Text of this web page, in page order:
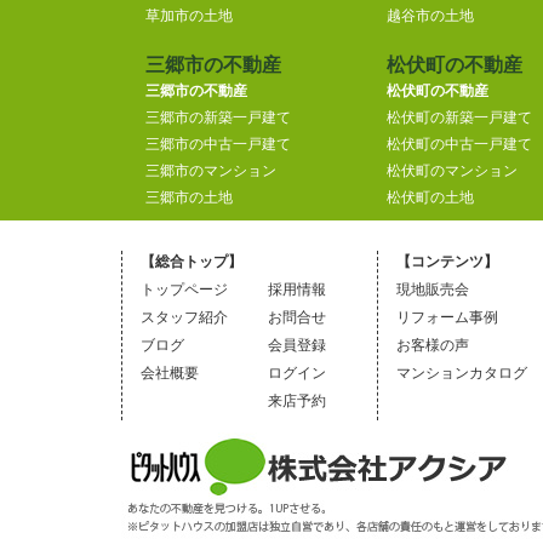
草加市の土地
越谷市の土地
三郷市の不動産
三郷市の不動産
三郷市の新築一戸建て
三郷市の中古一戸建て
三郷市のマンション
三郷市の土地
松伏町の不動産
松伏町の不動産
松伏町の新築一戸建て
松伏町の中古一戸建て
松伏町のマンション
松伏町の土地
【総合トップ】
トップページ
スタッフ紹介
ブログ
会社概要
採用情報
お問合せ
会員登録
ログイン
来店予約
【コンテンツ】
現地販売会
リフォーム事例
お客様の声
マンションカタログ